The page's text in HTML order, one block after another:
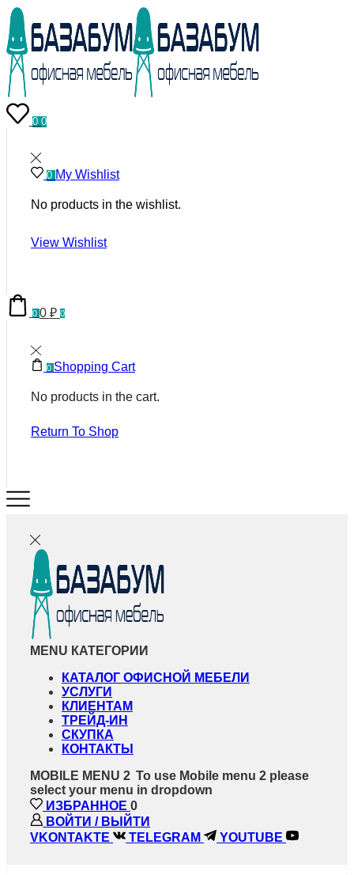
0 0
0 My Wishlist
No products in the wishlist.
View Wishlist
0 0 ₽ 0
0 Shopping Cart
No products in the cart.
Return To Shop
MENU КАТЕГОРИИ
КАТАЛОГ ОФИСНОЙ МЕБЕЛИ
УСЛУГИ
КЛИЕНТАМ
ТРЕЙД-ИН
СКУПКА
КОНТАКТЫ
MOBILE MENU 2 To use Mobile menu 2 please
select your menu in dropdown
ИЗБРАННОЕ 0
ВОЙТИ / ВЫЙТИ
VKONTAKTE
TELEGRAM YOUTUBE